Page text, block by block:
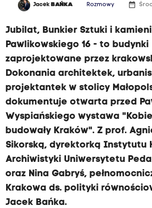
Jacek BAŃKA Rozmowy date_range
Jubilat, Bunkier Sztuki i
Pawlikowskiego 16 - to budynki
zaprojektowane przez
Dokonania architektek,
projektantek w stolicy
dokumentuje otwarta przed
Wyspiańskiego wystawa
budowały Kraków". Z prof.
Sikorską, dyrektorką Instytutu
Archiwistyki Uniwersytetu
oraz Nina Gabryś,
Krakowa ds. polityki
Jacek Bańka.